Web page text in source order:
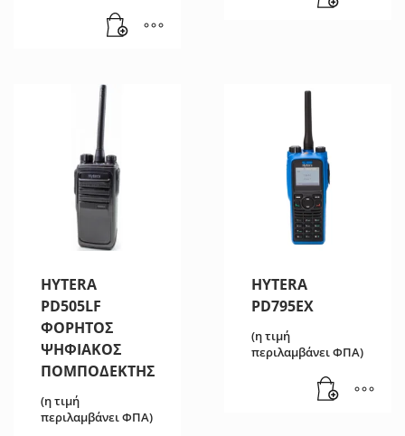
HYTERA
PD505LF
ΦΟΡΗΤΟΣ
ΨΗΦΙΑΚΟΣ
ΠΟΜΠΟΔΕΚΤΗΣ
(η τιμή
περιλαμβάνει ΦΠΑ)
HYTERA
PD795EX
(η τιμή
περιλαμβάνει ΦΠΑ)